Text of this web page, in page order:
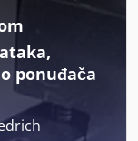
ponuđača